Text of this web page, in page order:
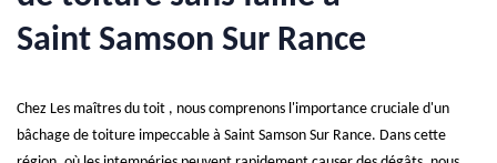
Saint Samson Sur Rance
Chez Les maîtres du toit , nous comprenons l'importance cruciale d'un
bâchage de toiture impeccable à Saint Samson Sur Rance. Dans cette